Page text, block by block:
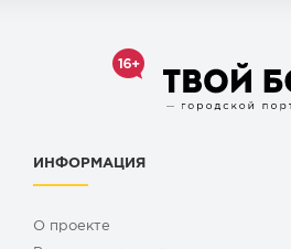
ИНФОРМАЦИЯ
О проекте